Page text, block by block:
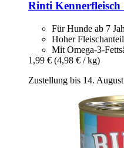
Rinti
Für Hunde ab 7
Hoher Fleischanteil
Mit Omega-3-
1,99 € (4,98 € / kg)
Zustellung bis 14. August